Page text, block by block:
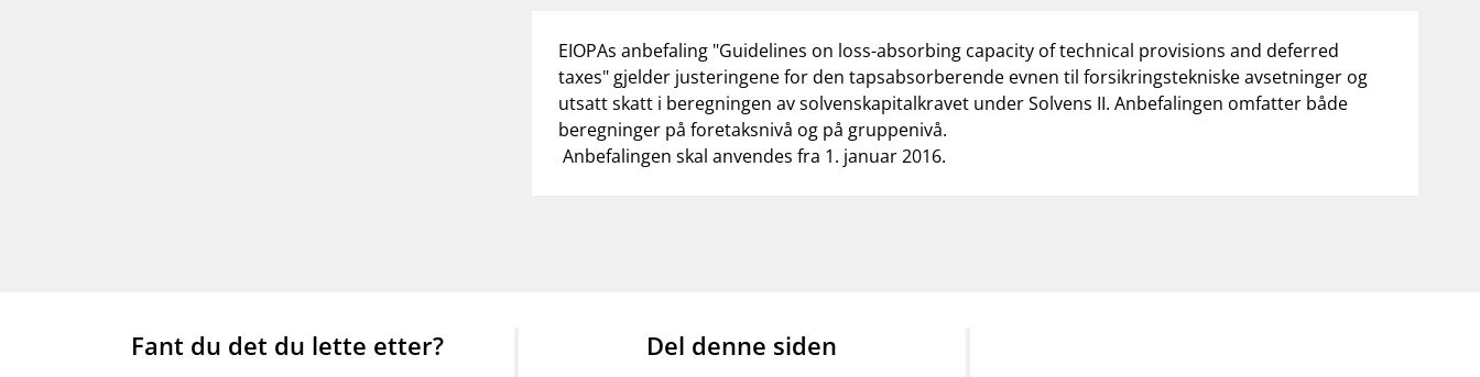
EIOPAs anbefaling "Guidelines on loss-absorbing capacity of technical provisions and deferred
taxes" gjelder justeringene for den tapsabsorberende evnen til forsikringstekniske avsetninger og
utsatt skatt i beregningen av solvenskapitalkravet under Solvens II. Anbefalingen omfatter både
beregninger på foretaksnivå og på gruppenivå.
Anbefalingen skal anvendes fra 1. januar 2016.
Fant du det du lette etter? Del denne siden